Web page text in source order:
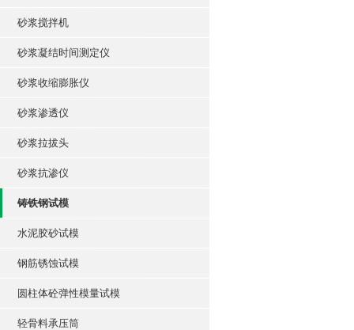
砂浆搅拌机
砂浆凝结时间测定仪
砂浆收缩膨胀仪
砂浆渗透仪
砂浆拉拔头
砂浆抗渗仪
铸铁钢试模
水泥胶砂试模
钢筋锈蚀试模
圆柱体砼弹性模量试模
轻骨料承压筒